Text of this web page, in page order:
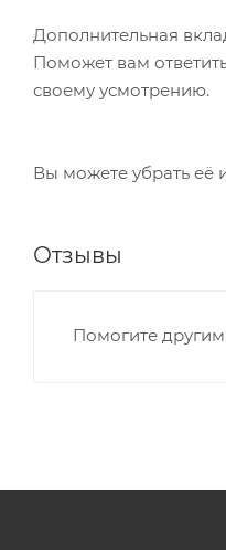
Дополнительная
Поможет вам
своему усмотрению.
Вы можете убрать её
Отзывы
Помогите